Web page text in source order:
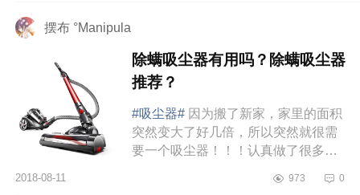
摆布 °Manipula
除螨吸尘器有用吗？除螨吸尘器
推荐？
#吸尘器# 因为搬了新家，家里的面积
突然变大了好几倍，所以突然就很需
要一个吸尘器！！！认真做了很多功
吸尘器，这是超级适合女生用的吸...
2018-08-11 973 0